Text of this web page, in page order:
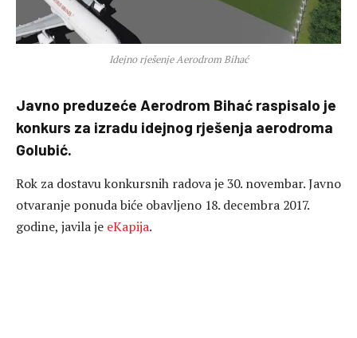
Idejno rješenje Aerodrom Bihać
Javno preduzeće Aerodrom Bihać raspisalo je
konkurs za izradu idejnog rješenja aerodroma
Golubić.
Rok za dostavu konkursnih radova je 30. novembar. Javno
otvaranje ponuda biće obavljeno 18. decembra 2017.
godine, javila je eKapija.